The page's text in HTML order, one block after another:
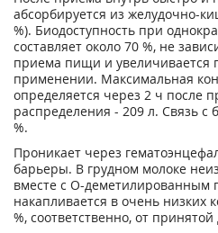
абсорбируется из желудочно-
%). Биодоступность при
составляет около 70 %, не
приема пищи и увеличивается
применении. Максимальная
определяется через 2 ч после
распределения - 209 л. Связь с
%.
Проникает через
барьеры. В грудном молоке
вместе с О-деметилированным
накапливается в очень низких
%, соответственно, от принятой